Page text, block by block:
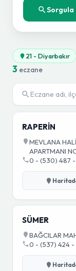
Sorgula
21 - Diyarbakır
3 eczane
RAPERİN
MEVLANA
APARTMANI
0 - (530) 487 -
SÜMER
BAĞCILAR
0 - (537) 424 -